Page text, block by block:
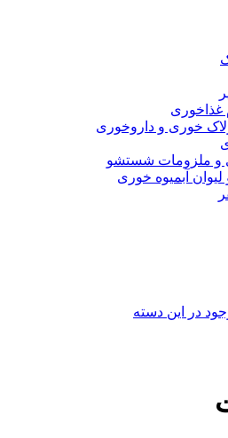
غذاخوری
خوری و داروخوری
و ملزومات شستشو
آبمیوه خوری
در این دسته